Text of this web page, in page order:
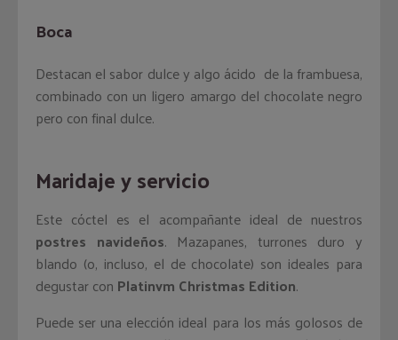
Boca
Destacan el sabor dulce y algo ácido de la frambuesa,
combinado con un ligero amargo del chocolate negro
pero con final dulce.
Maridaje y servicio
Este cóctel es el acompañante ideal de nuestros
postres navideños. Mazapanes, turrones duro y
blando (o, incluso, el de chocolate) son ideales para
degustar con Platinvm Christmas Edition.
Puede ser una elección ideal para los más golosos de